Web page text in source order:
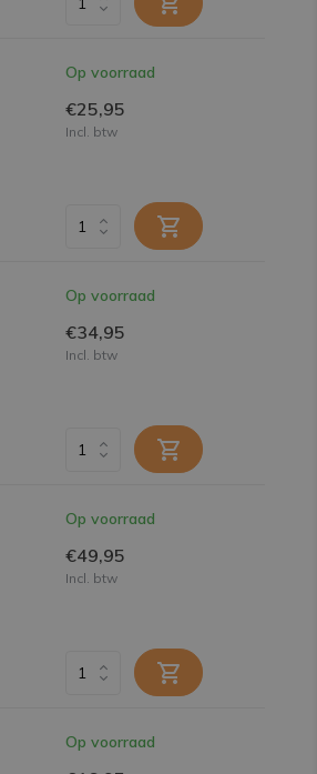
Op voorraad
€25,95
Incl. btw
Op voorraad
€34,95
Incl. btw
Op voorraad
€49,95
Incl. btw
Op voorraad